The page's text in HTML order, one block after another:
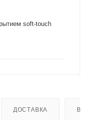
soft-touch
ДОСТАВКА